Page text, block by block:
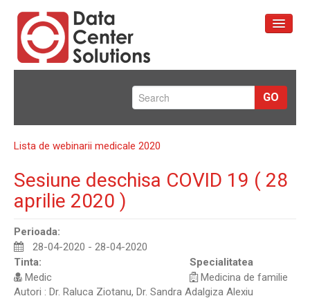
Contact
GO
Lista de webinarii medicale 2020
Sesiune deschisa COVID 19 ( 28
aprilie 2020 )
Perioada:
28-04-2020 - 28-04-2020
Tinta:
Medic
Specialitatea
Medicina de familie
Autori : Dr. Raluca Ziotanu, Dr. Sandra Adalgiza Alexiu